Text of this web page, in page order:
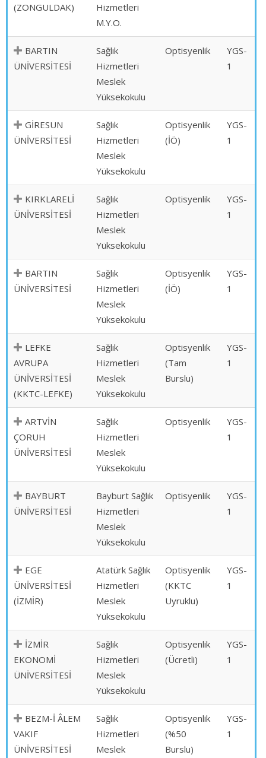
(ZONGULDAK)
Hizmetleri
M.Y.O.
BARTIN
ÜNİVERSİTESİ
Sağlık
Hizmetleri
Meslek
Yüksekokulu
Optisyenlik
YGS-
1
GİRESUN
ÜNİVERSİTESİ
Sağlık
Hizmetleri
Meslek
Yüksekokulu
Optisyenlik
(İÖ)
YGS-
1
KIRKLARELİ
ÜNİVERSİTESİ
Sağlık
Hizmetleri
Meslek
Yüksekokulu
Optisyenlik
YGS-
1
BARTIN
ÜNİVERSİTESİ
Sağlık
Hizmetleri
Meslek
Yüksekokulu
Optisyenlik
(İÖ)
YGS-
1
LEFKE
AVRUPA
ÜNİVERSİTESİ
(KKTC-LEFKE)
Sağlık
Hizmetleri
Meslek
Yüksekokulu
Optisyenlik
(Tam
Burslu)
YGS-
1
ARTVİN
ÇORUH
ÜNİVERSİTESİ
Sağlık
Hizmetleri
Meslek
Yüksekokulu
Optisyenlik
YGS-
1
BAYBURT
ÜNİVERSİTESİ
Bayburt Sağlık
Hizmetleri
Meslek
Yüksekokulu
Optisyenlik
YGS-
1
EGE
ÜNİVERSİTESİ
(İZMİR)
Atatürk Sağlık
Hizmetleri
Meslek
Yüksekokulu
Optisyenlik
(KKTC
Uyruklu)
YGS-
1
İZMİR
EKONOMİ
ÜNİVERSİTESİ
Sağlık
Hizmetleri
Meslek
Yüksekokulu
Optisyenlik
(Ücretli)
YGS-
1
BEZM-İ ÂLEM
VAKIF
ÜNİVERSİTESİ
Sağlık
Hizmetleri
Meslek
Optisyenlik
(%50
Burslu)
YGS-
1